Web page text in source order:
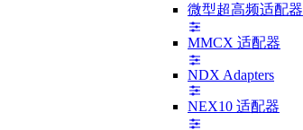
微型超高频适配器
MMCX 适配器
NDX Adapters
NEX10 适配器